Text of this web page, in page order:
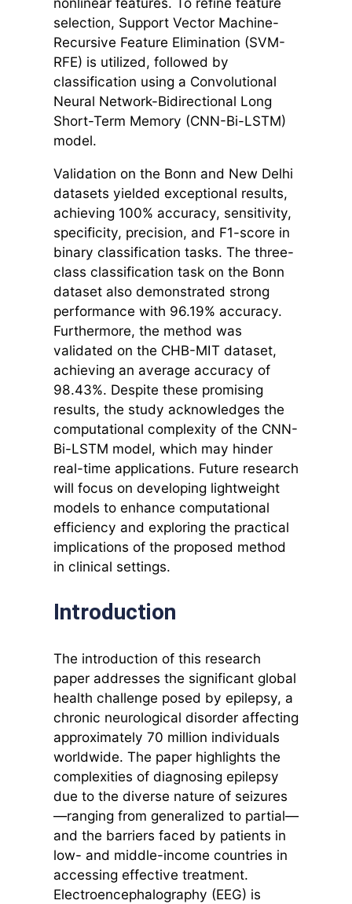
selection, Support Vector Machine-
Recursive Feature Elimination (SVM-
RFE) is utilized, followed by
classification using a Convolutional
Neural Network-Bidirectional Long
Short-Term Memory (CNN-Bi-LSTM)
model.
Validation on the Bonn and New Delhi
datasets yielded exceptional results,
achieving 100% accuracy, sensitivity,
specificity, precision, and F1-score in
binary classification tasks. The three-
class classification task on the Bonn
dataset also demonstrated strong
performance with 96.19% accuracy.
Furthermore, the method was
validated on the CHB-MIT dataset,
achieving an average accuracy of
98.43%. Despite these promising
results, the study acknowledges the
computational complexity of the CNN-
Bi-LSTM model, which may hinder
real-time applications. Future research
will focus on developing lightweight
models to enhance computational
efficiency and exploring the practical
implications of the proposed method
in clinical settings.
Introduction
The introduction of this research
paper addresses the significant global
health challenge posed by epilepsy, a
chronic neurological disorder affecting
approximately 70 million individuals
worldwide. The paper highlights the
complexities of diagnosing epilepsy
due to the diverse nature of seizures
—ranging from generalized to partial—
and the barriers faced by patients in
low- and middle-income countries in
accessing effective treatment.
Electroencephalography (EEG) is